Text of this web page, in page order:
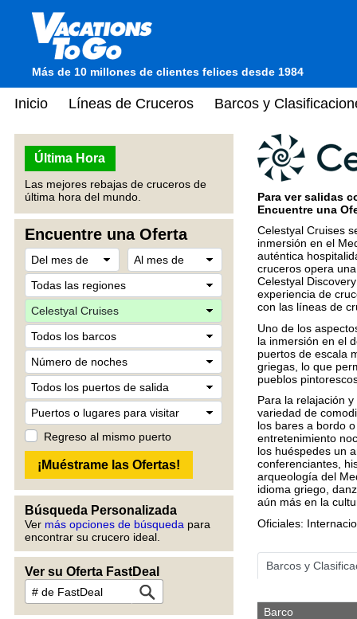
Más de 10 millones de clientes felices desde 1984
Inicio Líneas de Cruceros Barcos y
Última Hora
Las mejores rebajas de cruceros de
última hora del mundo.
Encuentre una Oferta
Regreso al mismo puerto
Búsqueda Personalizada
Ver más opciones de búsqueda para
encontrar su crucero ideal.
Ver su Oferta FastDeal
Para ver salidas
Encuentre una
Celestyal Cruises
inmersión en el
auténtica
cruceros opera
Celestyal
experiencia de
con las líneas de
Uno de los
la inmersión en el
puertos de escala
griegas, lo que
pueblos
Para la relajación
variedad de
los bares a bordo
entretenimiento
los huéspedes un
conferenciantes,
arqueología del
idioma griego,
aún más en la
Oficiales:
Barcos y
Barco